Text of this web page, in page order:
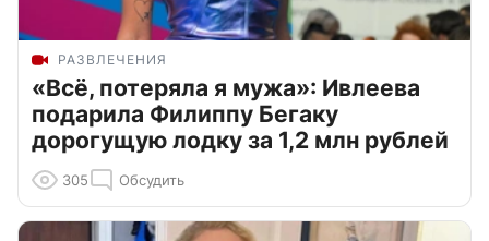
РАЗВЛЕЧЕНИЯ
«Всё, потеряла я мужа»: Ивлеева
подарила Филиппу Бегаку
дорогущую лодку за 1,2 млн рублей
305 Обсудить